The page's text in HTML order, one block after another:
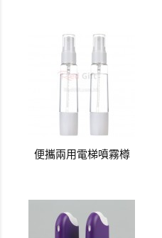
便攜兩用電梯噴霧樽